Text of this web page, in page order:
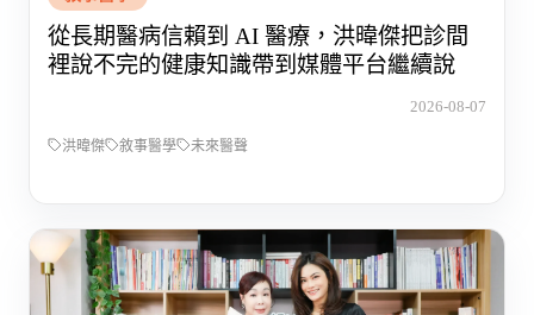
從長期醫病信賴到 AI 醫療，洪暐傑把診間
裡說不完的健康知識帶到媒體平台繼續說
2026-08-07
洪暐傑 敘事醫學 未來醫聲